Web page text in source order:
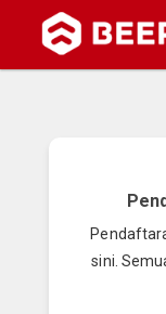
sini.